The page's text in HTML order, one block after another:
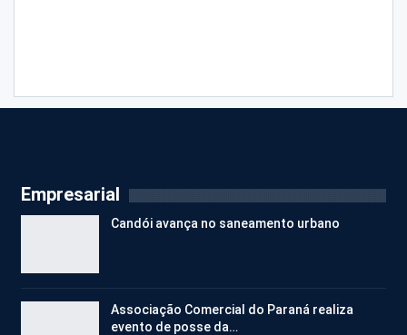
Empresarial
Candói avança no saneamento urbano
Associação Comercial do Paraná realiza
evento de posse da…